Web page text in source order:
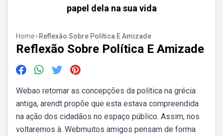
papel dela na sua vida
Home>Reflexão Sobre Política E Amizade
Reflexão Sobre Política E Amizade
Webao retomar as concepções da política na grécia
antiga, arendt propõe que esta estava compreendida
na ação dos cidadãos no espaço público. Assim, nos
voltaremos à. Webmuitos amigos pensam de forma